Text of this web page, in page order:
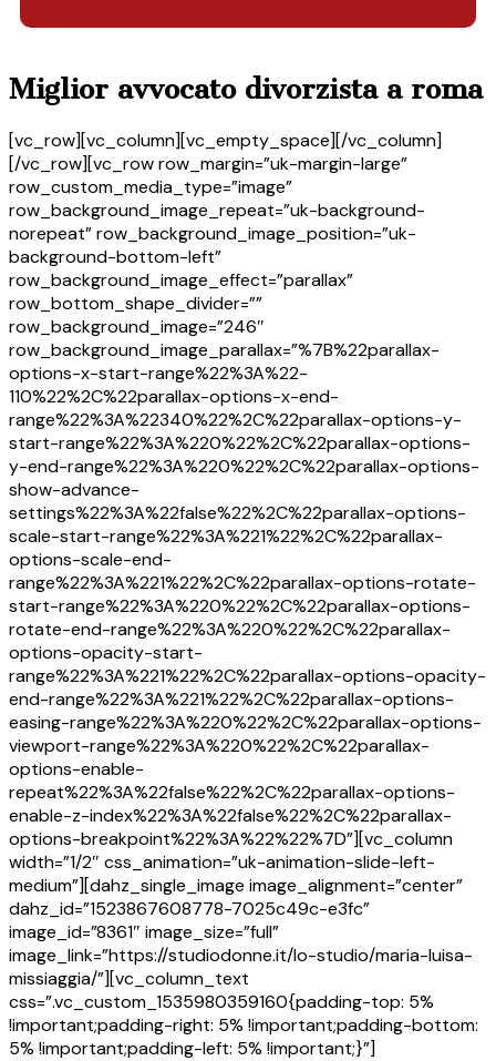
Miglior avvocato divorzista a roma
[vc_row][vc_column][vc_empty_space][/vc_column]
[/vc_row][vc_row row_margin=”uk-margin-large”
row_custom_media_type=”image”
row_background_image_repeat=”uk-background-
norepeat” row_background_image_position=”uk-
background-bottom-left”
row_background_image_effect=”parallax”
row_bottom_shape_divider=””
row_background_image=”246″
row_background_image_parallax=”%7B%22parallax-
options-x-start-range%22%3A%22-
110%22%2C%22parallax-options-x-end-
range%22%3A%22340%22%2C%22parallax-options-y-
start-range%22%3A%220%22%2C%22parallax-options-
y-end-range%22%3A%220%22%2C%22parallax-options-
show-advance-
settings%22%3A%22false%22%2C%22parallax-options-
scale-start-range%22%3A%221%22%2C%22parallax-
options-scale-end-
range%22%3A%221%22%2C%22parallax-options-rotate-
start-range%22%3A%220%22%2C%22parallax-options-
rotate-end-range%22%3A%220%22%2C%22parallax-
options-opacity-start-
range%22%3A%221%22%2C%22parallax-options-opacity-
end-range%22%3A%221%22%2C%22parallax-options-
easing-range%22%3A%220%22%2C%22parallax-options-
viewport-range%22%3A%220%22%2C%22parallax-
options-enable-
repeat%22%3A%22false%22%2C%22parallax-options-
enable-z-index%22%3A%22false%22%2C%22parallax-
options-breakpoint%22%3A%22%22%7D”][vc_column
width=”1/2″ css_animation=”uk-animation-slide-left-
medium”][dahz_single_image image_alignment=”center”
dahz_id=”1523867608778-7025c49c-e3fc”
image_id=”8361″ image_size=”full”
image_link=”https://studiodonne.it/lo-studio/maria-luisa-
missiaggia/”][vc_column_text
css=”.vc_custom_1535980359160{padding-top: 5%
!important;padding-right: 5% !important;padding-bottom:
5% !important;padding-left: 5% !important;}”]